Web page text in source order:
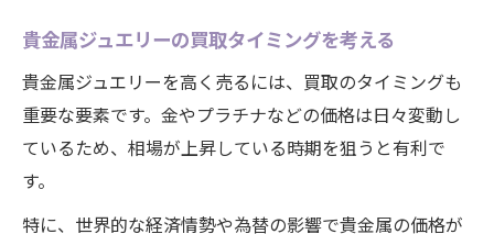
貴金属ジュエリーの買取タイミングを考える
貴金属ジュエリーを高く売るには、買取のタイミングも
重要な要素です。金やプラチナなどの価格は日々変動し
ているため、相場が上昇している時期を狙うと有利で
す。
特に、世界的な経済情勢や為替の影響で貴金属の価格が